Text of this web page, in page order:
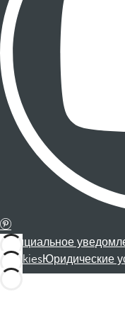
Официальное
CookiesЮридические